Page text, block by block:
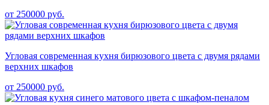
от 250000 руб.
Угловая современная кухня бирюзового цвета с двумя рядами
верхних шкафов
от 250000 руб.